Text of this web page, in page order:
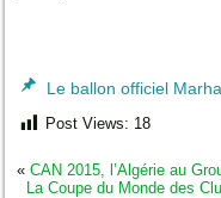
Le ballon officiel
Post Views: 18
«CAN 2015, l’Algérie au
La Coupe du Monde des